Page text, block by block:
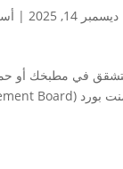
ديسمبر 14, 2025 |
في مطبخك أو